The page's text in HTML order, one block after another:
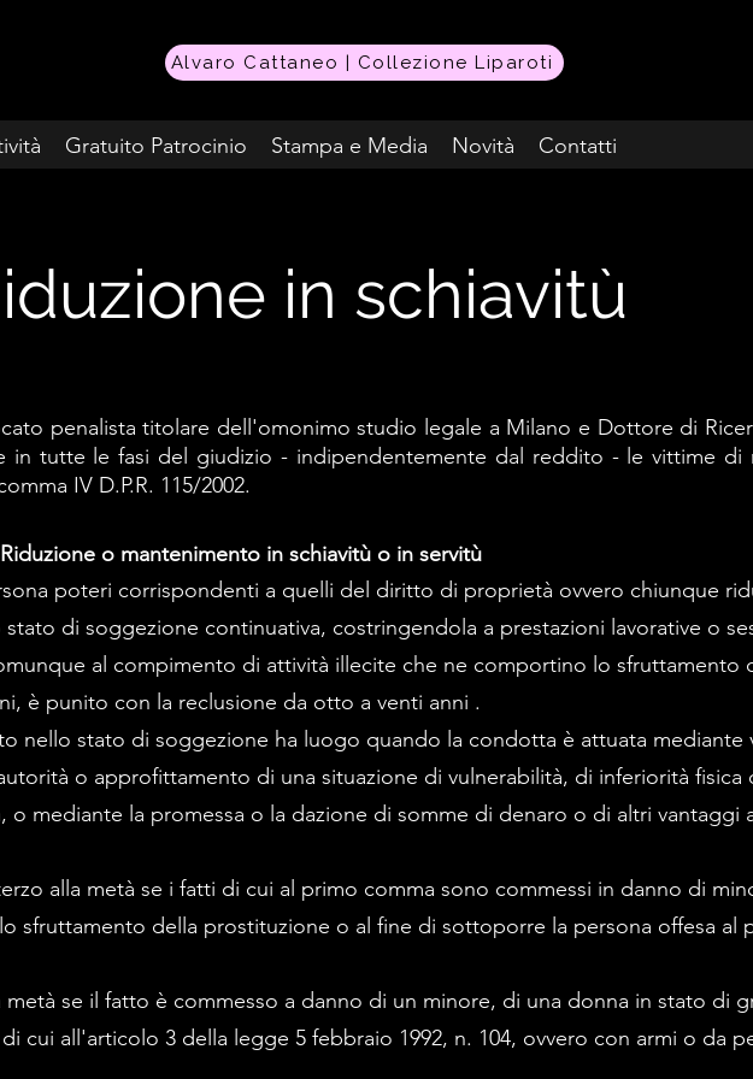
Alvaro Cattaneo | Collezione Liparoti
Gratuito Patrocinio Stampa e Media Novità Contatti
in schiavitù
penalista titolare dell'omonimo studio legale a Milano e Dottore di
in tutte le fasi del giudizio - indipendentemente dal reddito - le vittime di
IV D.P.R. 115/2002.
o mantenimento in schiavitù o in servitù
poteri corrispondenti a quelli del diritto di proprietà ovvero chiunque
di soggezione continuativa, costringendola a prestazioni lavorative o
al compimento di attività illecite che ne comportino lo sfruttamento
è punito con la reclusione da otto a venti anni .
nello stato di soggezione ha luogo quando la condotta è attuata mediante
o approfittamento di una situazione di vulnerabilità, di inferiorità fisica
o mediante la promessa o la dazione di somme di denaro o di altri vantaggi
alla metà se i fatti di cui al primo comma sono commessi in danno di
sfruttamento della prostituzione o al fine di sottoporre la persona offesa al
metà se il fatto è commesso a danno di un minore, di una donna in stato di
cui all'articolo 3 della legge 5 febbraio 1992, n. 104, ovvero con armi o da